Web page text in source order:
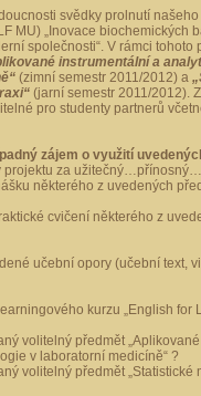
svědky prolnutí
MU) „Inovace biochemických
společnosti“. V rámci tohoto
instrumentální a
(zimní semestr 2011/2012) a
(jarní semestr 2011/2012).
pro studenty partnerů
zájem o využití
projektu za
některého z uvedených
cvičení některého z
učební opory (učební text,
kurzu „English for
volitelný předmět „Aplikované
v laboratorní medicíně“ ?
volitelný předmět „Statistické